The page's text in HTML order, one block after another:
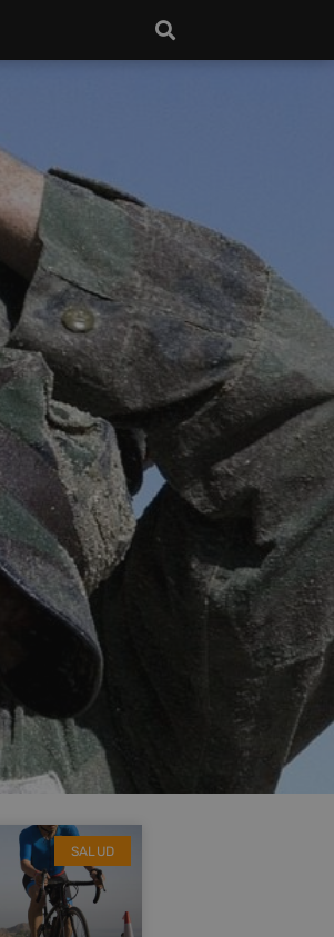
SALUD